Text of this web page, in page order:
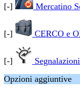
[-] Mercatino
[-] CERCO e
[-]
Opzioni aggiuntive